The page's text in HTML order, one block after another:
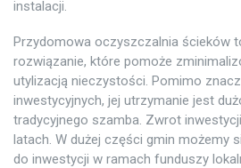
instalacji.
Przydomowa oczyszczalnia ścieków
rozwiązanie, które pomoże
utylizacją nieczystości. Pomimo
inwestycyjnych, jej utrzymanie jest
tradycyjnego szamba. Zwrot
latach. W dużej części gmin możemy
do inwestycji w ramach funduszy